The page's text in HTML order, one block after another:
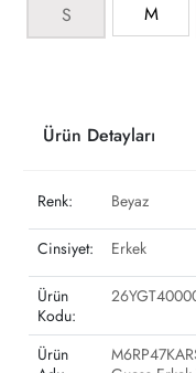
S M
Ürün Detayları
Renk: Beyaz
Cinsiyet: Erkek
Ürün
Kodu:
Ürün